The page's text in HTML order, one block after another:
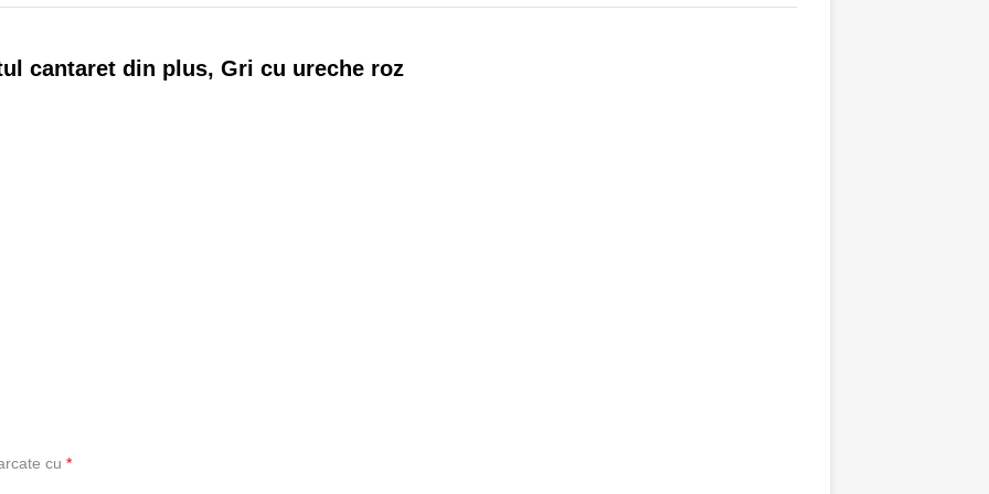
cantaret din plus, Gri cu ureche roz
cu *